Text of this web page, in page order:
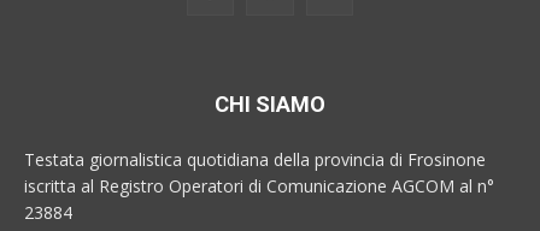
CHI SIAMO
Testata giornalistica quotidiana della provincia di Frosinone
iscritta al Registro Operatori di Comunicazione AGCOM al n°
23884